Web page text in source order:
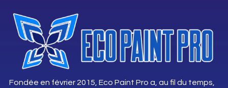
Fondée en février 2015, Eco Paint Pro a, au fil du temps,